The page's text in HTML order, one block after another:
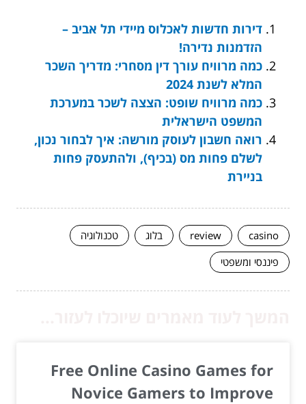
דירות חדשות לאכלוס מיידי תל אביב –
הזדמנות נדירה!
כמה מרוויח עורך דין מסחרי: מדריך השכר
המלא לשנת 2024
כמה מרוויח שופט: הצצה לשכר במערכת
המשפט הישראלית
רואה חשבון לעוסק מורשה: איך לבחור נכון,
לשלם פחות מס (בכיף), ולהתעסק פחות
בניירת
casino
review בלוג
טכנולוגיה
פיננסי ומשפטי
Free Online Casino Games for
Novice Gamers to Improve